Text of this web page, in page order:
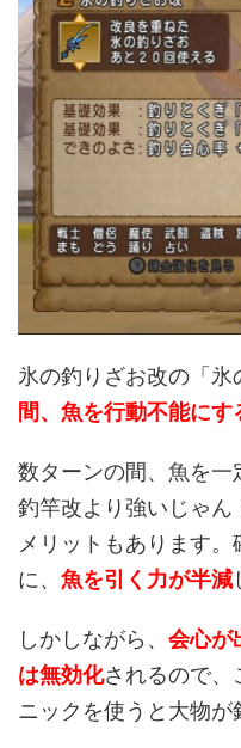
氷の釣りざお改の「氷
間、魚を行動不能にす
数ターンの間、魚を
釣竿改より強いじゃ
メリットもあります
に、 魚を引く力が半減
しかしながら、 会心が
は無効化されるので、
ニックを使うと大物が